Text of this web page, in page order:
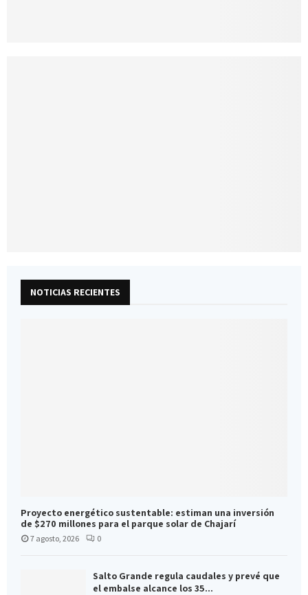
NOTICIAS RECIENTES
Proyecto energético sustentable: estiman una inversión
de $270 millones para el parque solar de Chajarí
7 agosto, 2026 0
Salto Grande regula caudales y prevé que
el embalse alcance los 35...